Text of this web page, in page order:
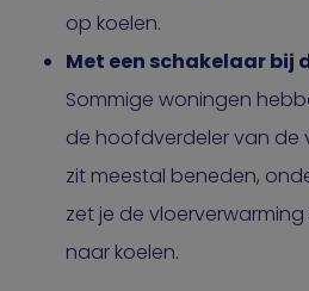
op koelen.
Met een schakelaar bij
Sommige woningen
de hoofdverdeler van de
zit meestal beneden,
zet je de
naar koelen.